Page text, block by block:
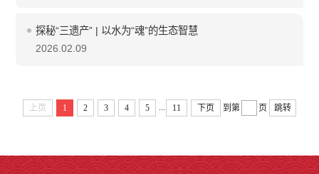
探秘“三遗产” | 以水为“魂”的生态智慧
2026.02.09
上页 1 2 3 4 5 11 下页 到第 页 跳转